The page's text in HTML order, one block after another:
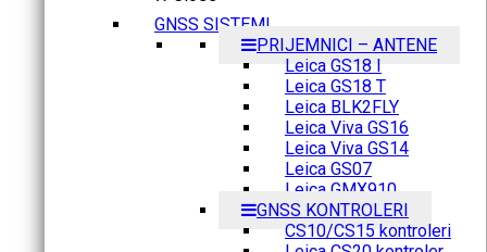
GNSS SISTEMI
PRIJEMNICI – ANTENE
Leica GS18 I
Leica GS18 T
Leica BLK2FLY
Leica Viva GS16
Leica Viva GS14
Leica GS07
Leica GMX910
GNSS KONTROLERI
CS10/CS15 kontroleri